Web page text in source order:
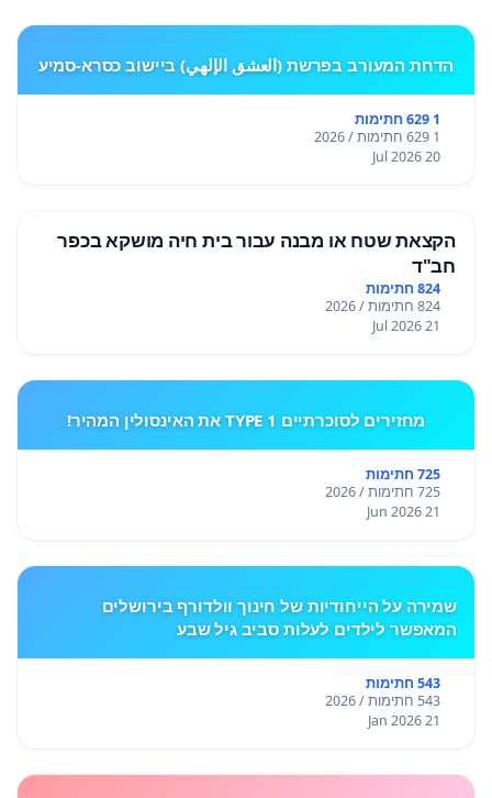
הדחת המעורב בפרשת (العشق الإلهي) ביישוב כסרא-סמיע
1 629 חתימות
1 629 חתימות / 2026
20 Jul 2026
הקצאת שטח או מבנה עבור בית חיה מושקא בכפר
חב"ד
824 חתימות
824 חתימות / 2026
21 Jul 2026
מחזירים לסוכרתיים TYPE 1 את האינסולין המהיר!
725 חתימות
725 חתימות / 2026
21 Jun 2026
שמירה על הייחודיות של חינוך וולדורף בירושלים
המאפשר לילדים לעלות סביב גיל שבע
543 חתימות
543 חתימות / 2026
21 Jan 2026